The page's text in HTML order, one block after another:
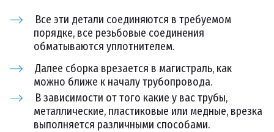
Все эти детали соединяются в требуемом
порядке, все резьбовые соединения
обматываются уплотнителем.
Далее сборка врезается в магистраль, как
можно ближе к началу трубопровода.
В зависимости от того какие у вас трубы,
металлические, пластиковые или медные, врезка
выполняется различными способами.